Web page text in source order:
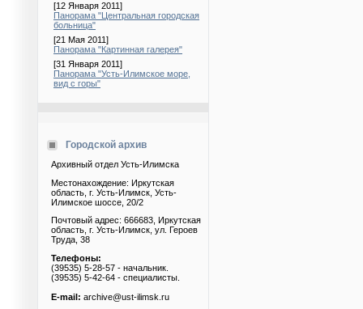
[12 Января 2011]
Панорама "Центральная городская
больница"
[21 Мая 2011]
Панорама "Картинная галерея"
[31 Января 2011]
Панорама "Усть-Илимское море,
вид с горы"
Городской архив
Архивный отдел Усть-Илимска
Местонахождение: Иркутская
область, г. Усть-Илимск, Усть-
Илимское шоссе, 20/2
Почтовый адрес: 666683, Иркутская
область, г. Усть-Илимск, ул. Героев
Труда, 38
Телефоны:
(39535) 5-28-57 - начальник.
(39535) 5-42-64 - специалисты.
E-mail: archive@ust-ilimsk.ru